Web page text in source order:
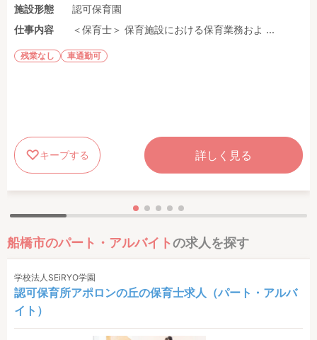
施設形態
認可保育園
仕事内容
＜保育士＞ 保育施設における保育業務およ ...
残業なし 車通勤可
キープする 詳しく見る
船橋市のパート・アルバイトの求人を探す
学校法人SEiRYO学園
認可保育所アポロンの丘の保育士求人（パート・アルバ
イト）